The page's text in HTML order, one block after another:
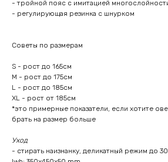
- тройной пояс с имитацией
- регулирующая резинка с шнурком
Советы по размерам
S - рост до 165см
M - рост до 175см
L - рост до 185см
XL - рост от 185см
*это примерные показатели, если хотите
брать на размер больше
Уход
- стирать наизнанку, деликатный режим до